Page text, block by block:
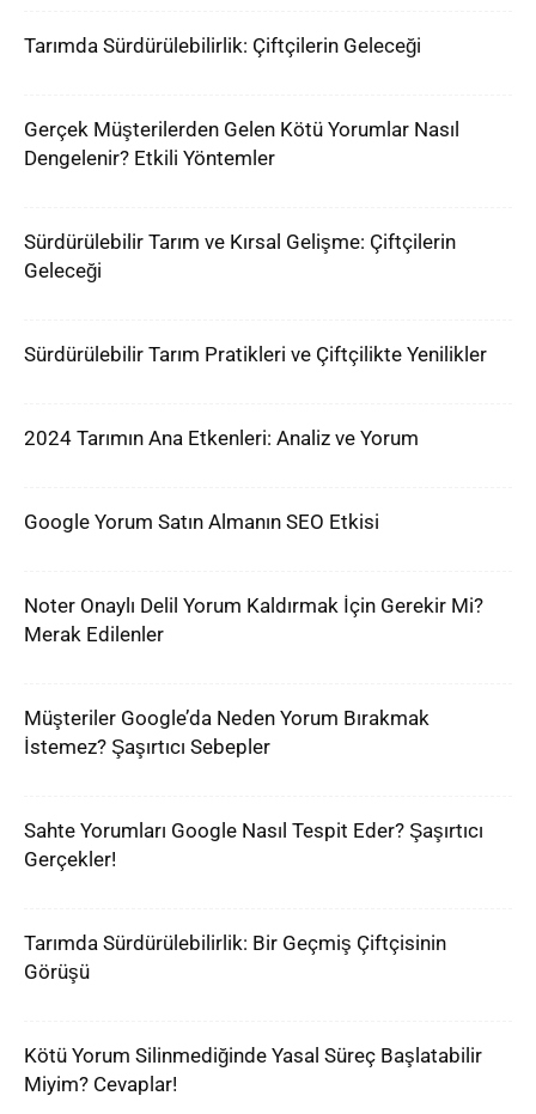
Tarımda Sürdürülebilirlik: Çiftçilerin Geleceği
Gerçek Müşterilerden Gelen Kötü Yorumlar Nasıl
Dengelenir? Etkili Yöntemler
Sürdürülebilir Tarım ve Kırsal Gelişme: Çiftçilerin
Geleceği
Sürdürülebilir Tarım Pratikleri ve Çiftçilikte Yenilikler
2024 Tarımın Ana Etkenleri: Analiz ve Yorum
Google Yorum Satın Almanın SEO Etkisi
Noter Onaylı Delil Yorum Kaldırmak İçin Gerekir Mi?
Merak Edilenler
Müşteriler Google’da Neden Yorum Bırakmak
İstemez? Şaşırtıcı Sebepler
Sahte Yorumları Google Nasıl Tespit Eder? Şaşırtıcı
Gerçekler!
Tarımda Sürdürülebilirlik: Bir Geçmiş Çiftçisinin
Görüşü
Kötü Yorum Silinmediğinde Yasal Süreç Başlatabilir
Miyim? Cevaplar!